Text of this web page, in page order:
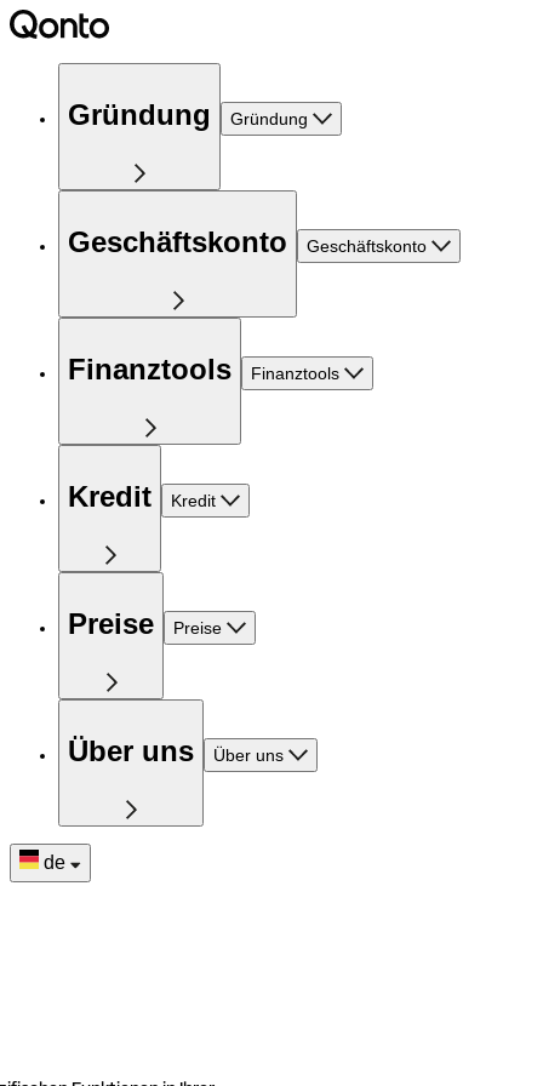
Gründung Gründung
Geschäftskonto Geschäftskonto
Finanztools Finanztools
Kredit Kredit
Preise Preise
Über uns Über uns
de